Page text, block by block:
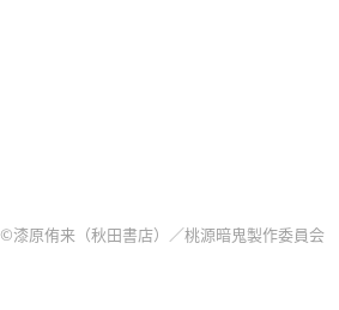
©漆原侑来（秋田書店）／桃源暗鬼製作委員会